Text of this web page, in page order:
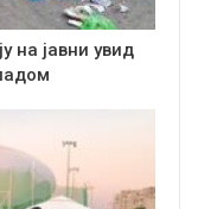
на јавни увид